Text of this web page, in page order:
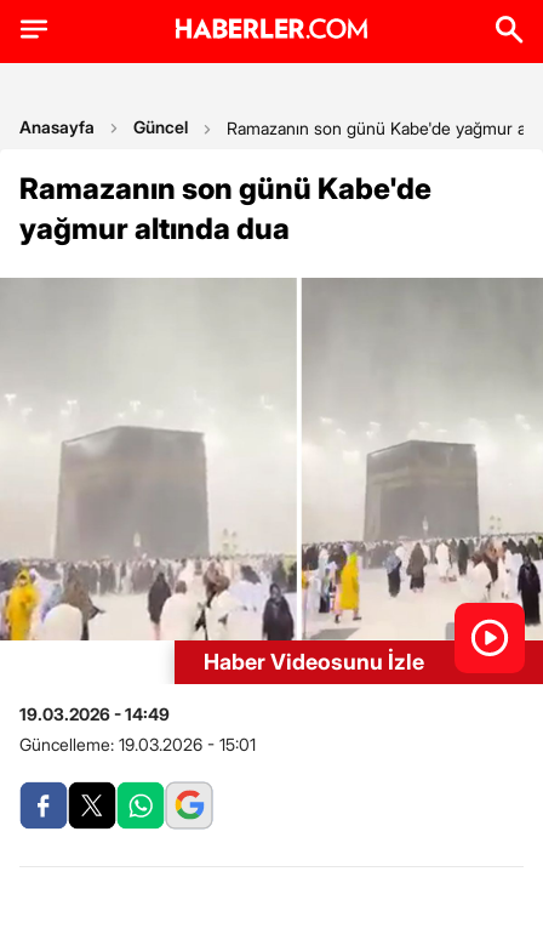
Anasayfa Güncel Ramazanın son günü Kabe'de yağmur
Ramazanın son günü Kabe'de
yağmur altında dua
Haber Videosunu İzle
19.03.2026 - 14:49
Güncelleme: 19.03.2026 - 15:01